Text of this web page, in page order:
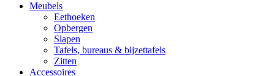
Meubels
Eethoeken
Opbergen
Slapen
Tafels, bureaus & bijzettafels
Zitten
Accessoires